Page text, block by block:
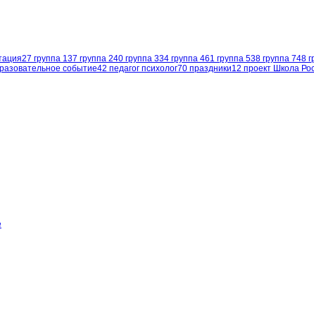
27 группа 137 группа 240 группа 334 группа 461 группа 538 группа 748
событие42 педагог психолог70 праздники12 проект Школа